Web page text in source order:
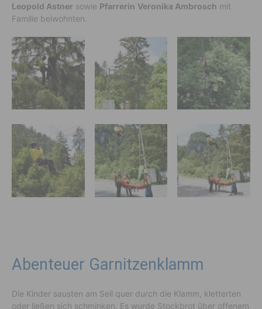
Leopold Astner sowie Pfarrerin Veronika Ambrosch mit
Familie beiwohnten.
Abenteuer Garnitzenklamm
Die Kinder sausten am Seil quer durch die Klamm, kletterten
oder ließen sich schminken. Es wurde Stockbrot über offenem